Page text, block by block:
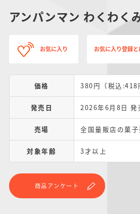
アンパンマン わくわく
お気に入り お気に入り登録と
価格 380円（税込:418
発売日 2026年6月8日 発
売場 全国量販店の菓
対象年齢 3才以上
商品アンケート